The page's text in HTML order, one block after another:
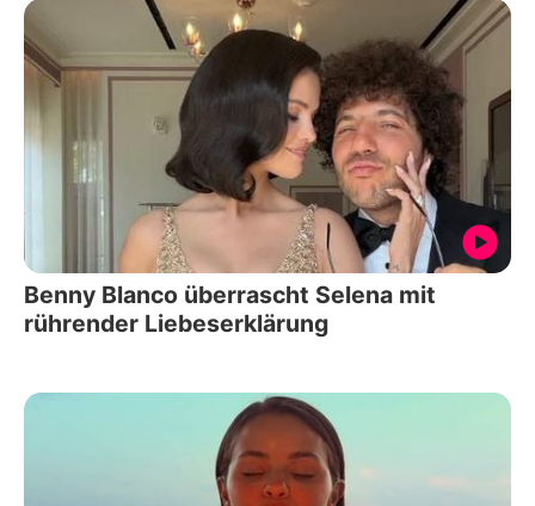
Benny Blanco überrascht Selena mit
rührender Liebeserklärung